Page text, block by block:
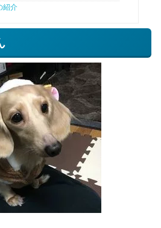
紹介